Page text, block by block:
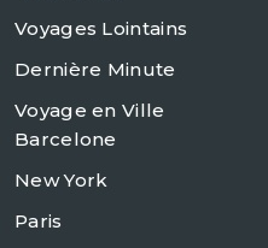
Voyages Lointains
Dernière Minute
Voyage en Ville
Barcelone
New York
Paris